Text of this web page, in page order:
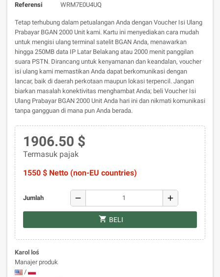
Referensi
WRM7E0U4UQ
Tetap terhubung dalam petualangan Anda dengan Voucher Isi Ulang
Prabayar BGAN 2000 Unit kami. Kartu ini menyediakan cara mudah
untuk mengisi ulang terminal satelit BGAN Anda, menawarkan
hingga 250MB data IP Latar Belakang atau 2000 menit panggilan
suara PSTN. Dirancang untuk kenyamanan dan keandalan, voucher
isi ulang kami memastikan Anda dapat berkomunikasi dengan
lancar, baik di daerah perkotaan maupun lokasi terpencil. Jangan
biarkan masalah konektivitas menghambat Anda; beli Voucher Isi
Ulang Prabayar BGAN 2000 Unit Anda hari ini dan nikmati komunikasi
tanpa gangguan di mana pun Anda berada.
1906.50 $
Termasuk pajak
1550 $ Netto (non-EU countries)
Jumlah remove add
shopping_cart BELI
Karol loś
Manajer produk
/